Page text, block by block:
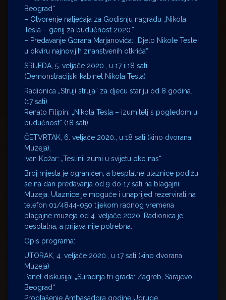
Beograd“
– Otvorenje natječaja za Godišnju nagradu „Nikola
Tesla – genij za budućnost 2020.“
– Predavanje Gorana Marjanovića: „Djelo Nikole Tesle
u okviru najnovijih znanstvenih otkrića“
SRIJEDA, 5. veljače 2020., u 17 i 18 sati
(Demonstracijski kabinet Nikola Tesla)
Radionica „Struji struja“ za djecu stariju od 8 godina.
(17 sati)
Renato Filipin: „Nikola Tesla – izumitelj s pogledom u
budućnost“ (18 sati)
ČETVRTAK, 6. veljače 2020., u 18 sati (kino dvorana
Muzeja),
Ivan Kožar: „Teslini izumi u svijetu oko nas“
Broj mjesta je ograničen, a besplatne ulaznice podižu
se na dan predavanja od 9 do 17 sati na blagajni
Muzeja. Ulaznice je moguće i unaprijed rezervirati na
telefon 01/4844-050 tijekom radnog vremena
blagajne muzeja od 4. veljače 2020. Radionica je
besplatna, a prijava nije potrebna.
Opis programa:
UTORAK, 4. veljače 2020., u 17 sati (kino dvorana
Muzeja)
Panel diskusija: „Suradnja tri grada: Zagreb, Sarajevo i
Beograd“
Proglašenje Ambasadora godine Udruge